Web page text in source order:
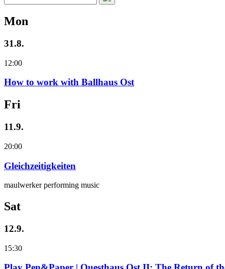
Mon
31.8.
12:00
How to work with Ballhaus Ost
Fri
11.9.
20:00
Gleichzeitigkeiten
maulwerker performing music
Sat
12.9.
15:30